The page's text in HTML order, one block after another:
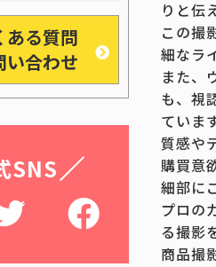
りと伝
この撮
細なラ
また、
も、視
ていま
質感や
購買意
細部に
プロの
る撮影
商品撮
ある質問
い合わせ
SNS